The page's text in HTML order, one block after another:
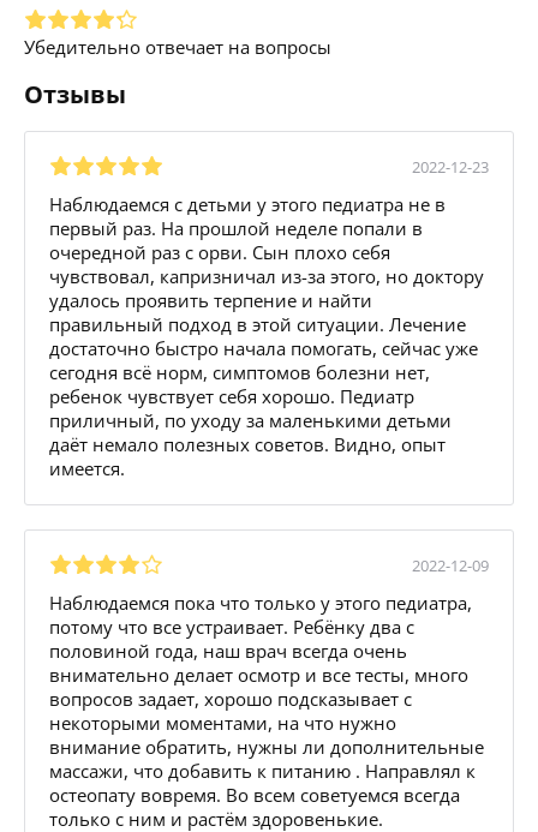
Убедительно отвечает на вопросы
Отзывы
2022-12-23
Наблюдаемся с детьми у этого педиатра не в
первый раз. На прошлой неделе попали в
очередной раз с орви. Сын плохо себя
чувствовал, капризничал из-за этого, но доктору
удалось проявить терпение и найти
правильный подход в этой ситуации. Лечение
достаточно быстро начала помогать, сейчас уже
сегодня всё норм, симптомов болезни нет,
ребенок чувствует себя хорошо. Педиатр
приличный, по уходу за маленькими детьми
даёт немало полезных советов. Видно, опыт
имеется.
2022-12-09
Наблюдаемся пока что только у этого педиатра,
потому что все устраивает. Ребёнку два с
половиной года, наш врач всегда очень
внимательно делает осмотр и все тесты, много
вопросов задает, хорошо подсказывает с
некоторыми моментами, на что нужно
внимание обратить, нужны ли дополнительные
массажи, что добавить к питанию . Направлял к
остеопату вовремя. Во всем советуемся всегда
только с ним и растём здоровенькие.